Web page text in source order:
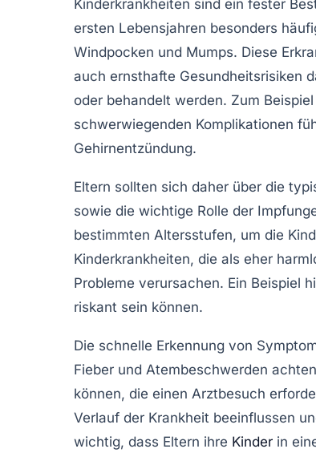
Kinderkrankheiten sind ein fester
ersten Lebensjahren besonders
Windpocken und Mumps. Diese
auch ernsthafte Gesundheitsrisiken
oder behandelt werden. Zum
schwerwiegenden Komplikationen
Gehirnentzündung.
Eltern sollten sich daher über die
sowie die wichtige Rolle der
bestimmten Altersstufen, um die
Kinderkrankheiten, die als eher
Probleme verursachen. Ein Beispiel
riskant sein können.
Die schnelle Erkennung von
Fieber und Atembeschwerden
können, die einen Arztbesuch
Verlauf der Krankheit beeinflussen
wichtig, dass Eltern ihre Kinder in